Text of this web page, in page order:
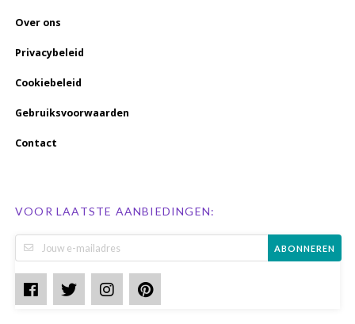
Over ons
Privacybeleid
Cookiebeleid
Gebruiksvoorwaarden
Contact
VOOR LAATSTE AANBIEDINGEN:
ABONNEREN